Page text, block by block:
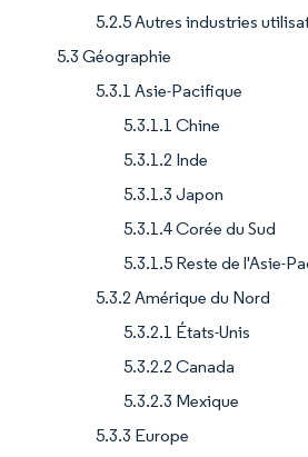
5.2.5 Autres industries
5.3 Géographie
5.3.1 Asie-Pacifique
5.3.1.1 Chine
5.3.1.2 Inde
5.3.1.3 Japon
5.3.1.4 Corée du Sud
5.3.1.5 Reste de l'Asie-
5.3.2 Amérique du Nord
5.3.2.1 États-Unis
5.3.2.2 Canada
5.3.2.3 Mexique
5.3.3 Europe